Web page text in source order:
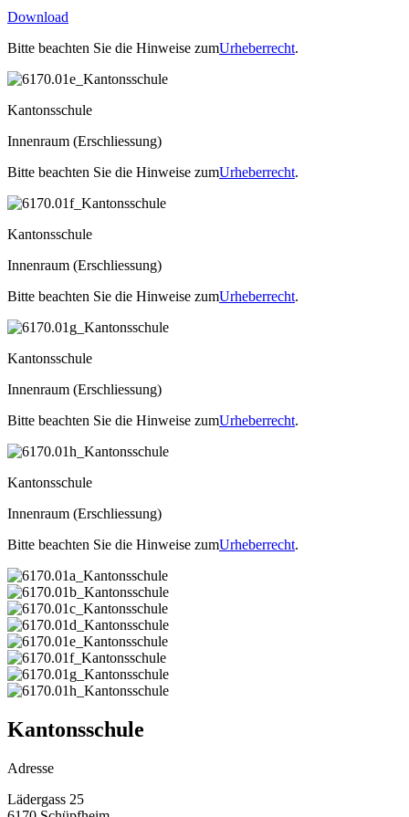
Download
Bitte beachten Sie die Hinweise zumUrheberrecht.
Kantonsschule
Innenraum (Erschliessung)
Bitte beachten Sie die Hinweise zumUrheberrecht.
Kantonsschule
Innenraum (Erschliessung)
Bitte beachten Sie die Hinweise zumUrheberrecht.
Kantonsschule
Innenraum (Erschliessung)
Bitte beachten Sie die Hinweise zumUrheberrecht.
Kantonsschule
Innenraum (Erschliessung)
Bitte beachten Sie die Hinweise zumUrheberrecht.
Kantonsschule
Adresse
Lädergass 25